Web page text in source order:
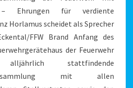
– Ehrungen für verdiente
Horlamus scheidet als Sprecher
FFW Brand Anfang des
der Feuerwehr
stattfindende
mit allen